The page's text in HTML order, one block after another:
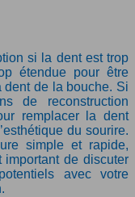
si la dent est trop
étendue pour être
dent de la bouche. Si
de reconstruction
remplacer la dent
du sourire.
simple et rapide,
de discuter
avec votre